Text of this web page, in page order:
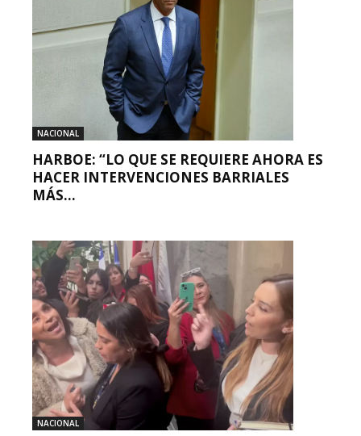
NACIONAL
HARBOE: “LO QUE SE REQUIERE AHORA ES
HACER INTERVENCIONES BARRIALES
MÁS...
NACIONAL